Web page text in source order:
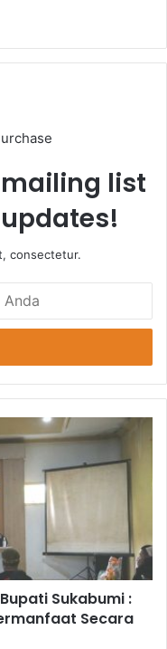
list
consectetur.
Sukabumi :
Secara